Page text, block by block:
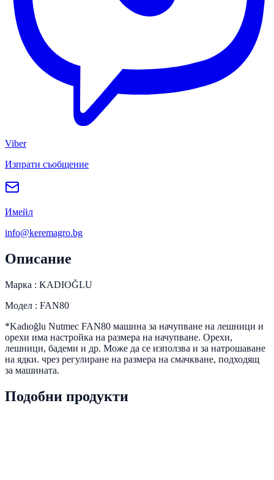
Viber
Изпрати съобщение
Имейл
info@keremagro.bg
Описание
Марка : KADIOĞLU
Модел : FAN80
*Kadıoğlu Nutmec FAN80 машина за начупване на лешници и
орехи има настройка на размера на начупване. Орехи,
лешници, бадеми и др. Може да се използва и за натрошаване
на ядки. чрез регулиране на размера на смачкване, подходящ
за машината.
Подобни продукти